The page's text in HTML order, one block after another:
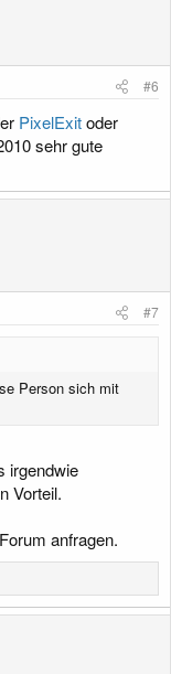
#6
PixelExitoder
sehr gute
#7
Person sich mit
irgendwie
Vorteil.
anfragen.